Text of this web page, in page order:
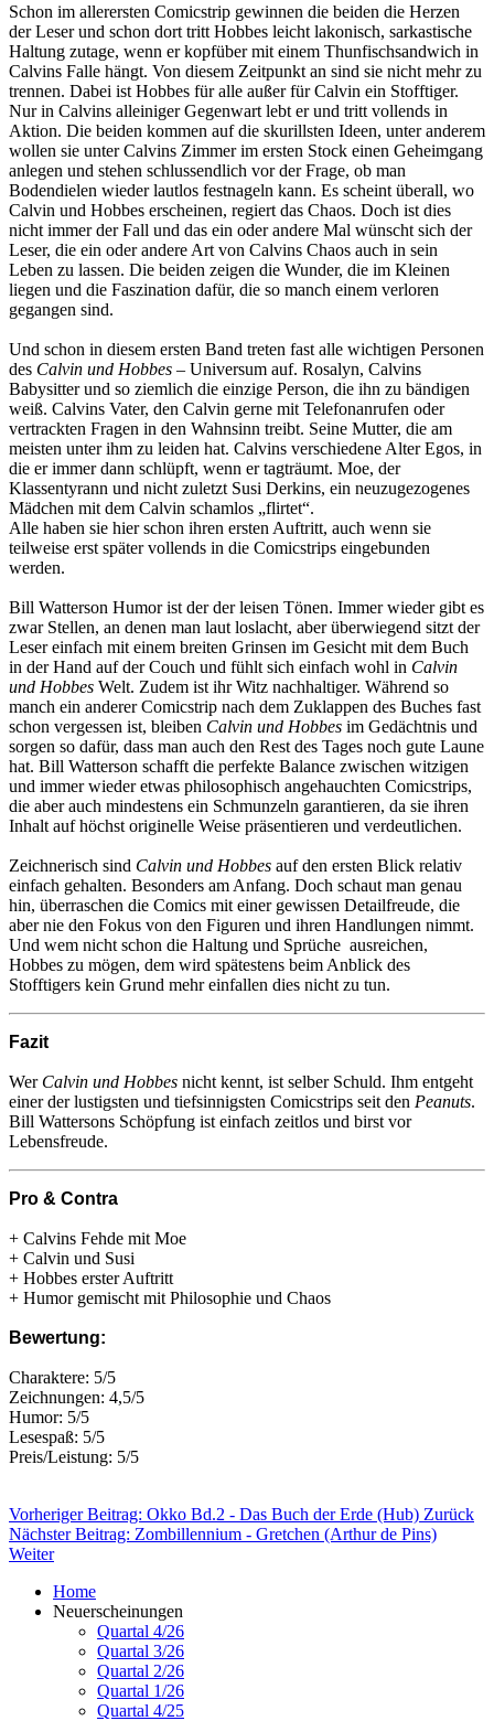
Schon im allerersten Comicstrip gewinnen die beiden die Herzen
der Leser und schon dort tritt Hobbes leicht lakonisch, sarkastische
Haltung zutage, wenn er kopfüber mit einem Thunfischsandwich in
Calvins Falle hängt. Von diesem Zeitpunkt an sind sie nicht mehr zu
trennen. Dabei ist Hobbes für alle außer für Calvin ein Stofftiger.
Nur in Calvins alleiniger Gegenwart lebt er und tritt vollends in
Aktion. Die beiden kommen auf die skurillsten Ideen, unter anderem
wollen sie unter Calvins Zimmer im ersten Stock einen Geheimgang
anlegen und stehen schlussendlich vor der Frage, ob man
Bodendielen wieder lautlos festnageln kann. Es scheint überall, wo
Calvin und Hobbes erscheinen, regiert das Chaos. Doch ist dies
nicht immer der Fall und das ein oder andere Mal wünscht sich der
Leser, die ein oder andere Art von Calvins Chaos auch in sein
Leben zu lassen. Die beiden zeigen die Wunder, die im Kleinen
liegen und die Faszination dafür, die so manch einem verloren
gegangen sind.
Und schon in diesem ersten Band treten fast alle wichtigen Personen
des Calvin und Hobbes – Universum auf. Rosalyn, Calvins
Babysitter und so ziemlich die einzige Person, die ihn zu bändigen
weiß. Calvins Vater, den Calvin gerne mit Telefonanrufen oder
vertrackten Fragen in den Wahnsinn treibt. Seine Mutter, die am
meisten unter ihm zu leiden hat. Calvins verschiedene Alter Egos, in
die er immer dann schlüpft, wenn er tagträumt. Moe, der
Klassentyrann und nicht zuletzt Susi Derkins, ein neuzugezogenes
Mädchen mit dem Calvin schamlos „flirtet“.
Alle haben sie hier schon ihren ersten Auftritt, auch wenn sie
teilweise erst später vollends in die Comicstrips eingebunden
werden.
Bill Watterson Humor ist der der leisen Tönen. Immer wieder gibt es
zwar Stellen, an denen man laut loslacht, aber überwiegend sitzt der
Leser einfach mit einem breiten Grinsen im Gesicht mit dem Buch
in der Hand auf der Couch und fühlt sich einfach wohl in Calvin
und Hobbes Welt. Zudem ist ihr Witz nachhaltiger. Während so
manch ein anderer Comicstrip nach dem Zuklappen des Buches fast
schon vergessen ist, bleiben Calvin und Hobbes im Gedächtnis und
sorgen so dafür, dass man auch den Rest des Tages noch gute Laune
hat. Bill Watterson schafft die perfekte Balance zwischen witzigen
und immer wieder etwas philosophisch angehauchten Comicstrips,
die aber auch mindestens ein Schmunzeln garantieren, da sie ihren
Inhalt auf höchst originelle Weise präsentieren und verdeutlichen.
Zeichnerisch sind Calvin und Hobbes auf den ersten Blick relativ
einfach gehalten. Besonders am Anfang. Doch schaut man genau
hin, überraschen die Comics mit einer gewissen Detailfreude, die
aber nie den Fokus von den Figuren und ihren Handlungen nimmt.
Und wem nicht schon die Haltung und Sprüche ausreichen,
Hobbes zu mögen, dem wird spätestens beim Anblick des
Stofftigers kein Grund mehr einfallen dies nicht zu tun.
Fazit
Wer Calvin und Hobbes nicht kennt, ist selber Schuld. Ihm entgeht
einer der lustigsten und tiefsinnigsten Comicstrips seit den Peanuts.
Bill Wattersons Schöpfung ist einfach zeitlos und birst vor
Lebensfreude.
Pro & Contra
+ Calvins Fehde mit Moe
+ Calvin und Susi
+ Hobbes erster Auftritt
+ Humor gemischt mit Philosophie und Chaos
Bewertung:
Charaktere: 5/5
Zeichnungen: 4,5/5
Humor: 5/5
Lesespaß: 5/5
Preis/Leistung: 5/5
Vorheriger Beitrag: Okko Bd.2 - Das Buch der Erde (Hub) Zurück
Nächster Beitrag: Zombillennium - Gretchen (Arthur de Pins)
Weiter
Home
Neuerscheinungen
Quartal 4/26
Quartal 3/26
Quartal 2/26
Quartal 1/26
Quartal 4/25